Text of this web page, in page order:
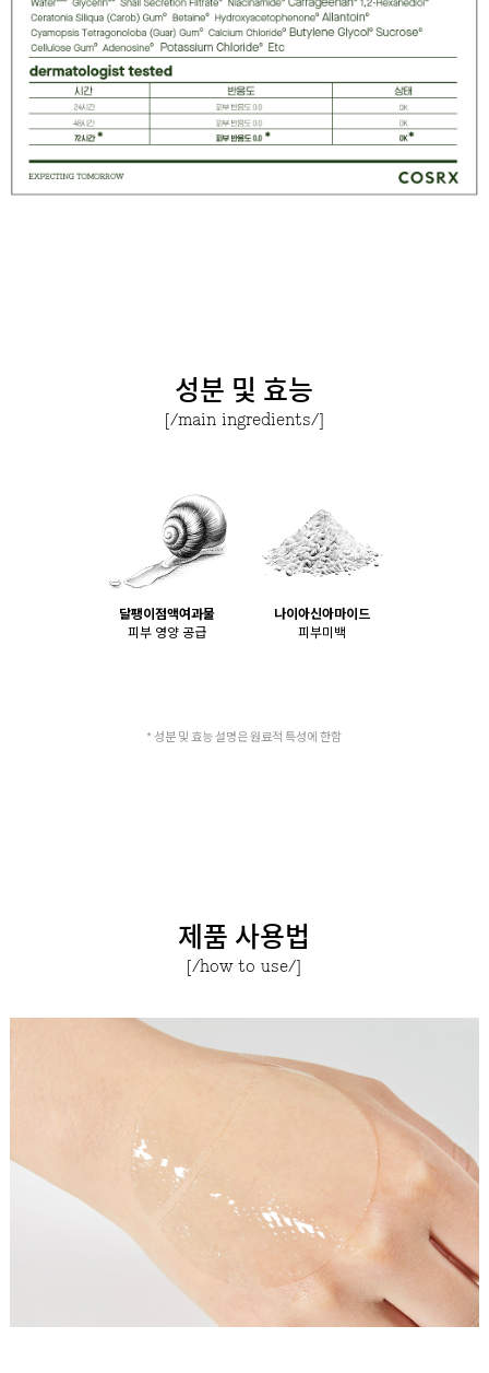
성분 및 효능
[/main ingredients/]
달팽이점액여과물
피부 영양 공급
나이아신아마이드
피부미백
* 성분 및 효능 설명은 원료적 특성에 한함
제품 사용법
[/how to use/]